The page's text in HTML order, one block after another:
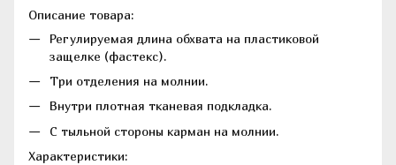
Описание товара:
Регулируемая длина обхвата на пластиковой
защелке (фастекс).
Три отделения на молнии.
Внутри плотная тканевая подкладка.
С тыльной стороны карман на молнии.
Характеристики: